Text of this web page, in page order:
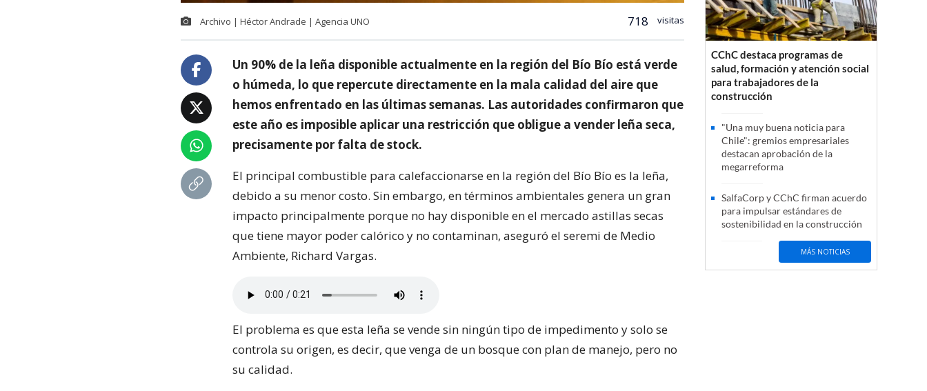
Archivo | Héctor Andrade | Agencia UNO 718 visitas
Un 90% de la leña disponible actualmente en la región del Bío Bío está verde
o húmeda, lo que repercute directamente en la mala calidad del aire que
hemos enfrentado en las últimas semanas. Las autoridades confirmaron que
este año es imposible aplicar una restricción que obligue a vender leña seca,
precisamente por falta de stock.
El principal combustible para calefaccionarse en la región del Bío Bío es la leña,
debido a su menor costo. Sin embargo, en términos ambientales genera un gran
impacto principalmente porque no hay disponible en el mercado astillas secas
que tiene mayor poder calórico y no contaminan, aseguró el seremi de Medio
Ambiente, Richard Vargas.
El problema es que esta leña se vende sin ningún tipo de impedimento y solo se
controla su origen, es decir, que venga de un bosque con plan de manejo, pero no
su calidad.
CChC destaca programas de
salud, formación y atención social
para trabajadores de la
construcción
"Una muy buena noticia para
Chile": gremios empresariales
destacan aprobación de la
megarreforma
SalfaCorp y CChC firman acuerdo
para impulsar estándares de
sostenibilidad en la construcción
MÁS NOTICIAS